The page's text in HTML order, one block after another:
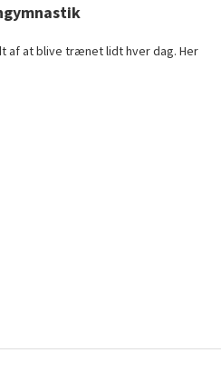
af at blive trænet lidt hver dag. Her